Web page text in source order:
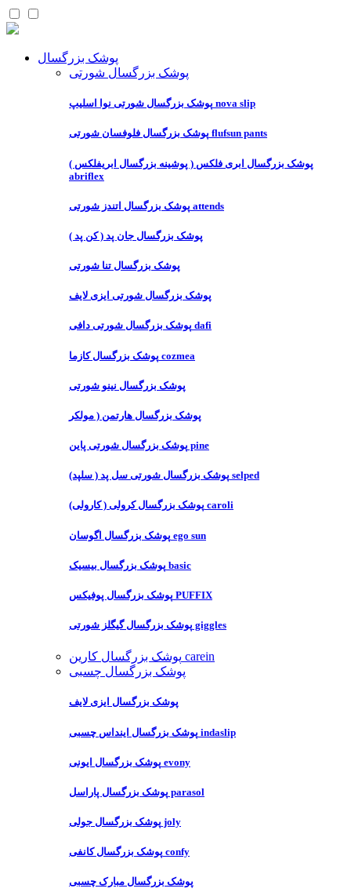
پوشک بزرگسال
پوشک بزرگسال شورتی
پوشک بزرگسال شورتی نوا اسلیپ nova slip
پوشک بزرگسال فلوفسان شورتی flufsun pants
پوشک بزرگسال ابری فلکس ( پوشینه بزرگسال ابریفلکس )
abriflex
پوشک بزرگسال اتندز شورتی attends
پوشک بزرگسال جان پد ( کن پد )
پوشک بزرگسال تنا شورتی
پوشک بزرگسال شورتی ایزی لایف
پوشک بزرگسال شورتی دافی dafi
پوشک بزرگسال کازما cozmea
پوشک بزرگسال نینو شورتی
پوشک بزرگسال هارتمن ( مولکر
پوشک بزرگسال شورتی پاین pine
پوشک بزرگسال شورتی سل پد ( سلپد) selped
پوشک بزرگسال کرولی ( کارولی) caroli
پوشک بزرگسال اگوسان ego sun
پوشک بزرگسال بیسیک basic
پوشک بزرگسال پوفیکس PUFFIX
پوشک بزرگسال گیگلز شورتی giggles
پوشک بزرگسال کارین carein
پوشک بزرگسال چسبی
پوشک بزرگسال ایزی لایف
پوشک بزرگسال اینداس چسبی indaslip
پوشک بزرگسال ایونی evony
پوشک بزرگسال پاراسل parasol
پوشک بزرگسال جولی joly
پوشک بزرگسال کانفی confy
پوشک بزرگسال مبارک چسبی